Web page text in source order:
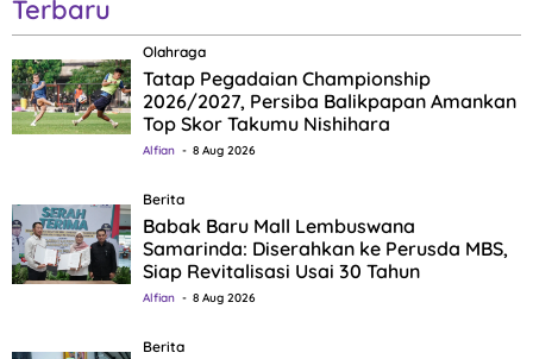
Terbaru
Olahraga
Tatap Pegadaian Championship
2026/2027, Persiba Balikpapan Amankan
Top Skor Takumu Nishihara
Alfian 8 Aug 2026
Berita
Babak Baru Mall Lembuswana
Samarinda: Diserahkan ke Perusda MBS,
Siap Revitalisasi Usai 30 Tahun
Alfian 8 Aug 2026
Berita